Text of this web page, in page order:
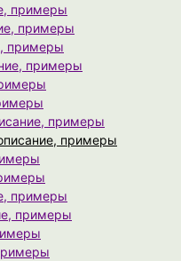
примеры
примеры
примеры
примеры
примеры
примеры
примеры
примеры